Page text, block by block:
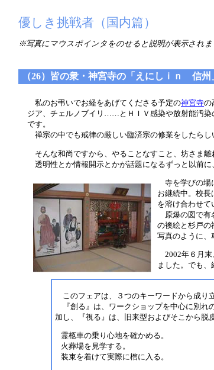
優しき挑戦者（国内篇）
※写真にマウスポインタをのせると説明が表示され
（26）皆の衆・神宮寺の「えにしｉｎ 信州
私のお弔いでお経をあげてくださる予定の神宮寺の
ジア、チェルノブイリ……とＨＩＶ感染や放射能汚染
です。
禅宗の中でも戒律の厳しい臨済宗の修業をしたらし
そんな和尚ですから、やることなすこと、坊さま離
透明性とか情報開示とかが話題になるずっと以前に
寺を学びの場
お継続中。校
を溶け合わせて
原爆の図で有
の襖絵と杉戸の
写真のように、
2002年６月末
ました。でも、
このフェアは、３つのキーワードから成り
『創る』は、ワークショップを中心に別れ
加し、『視る』は、旧来型およびそこから脱
霊柩車の乗り心地を確かめる。
火葬場を見学する。
装束を着けて実際に棺に入る。